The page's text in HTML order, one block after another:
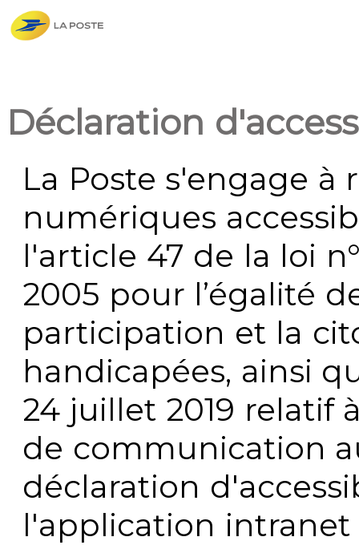
Déclaration
La Poste s'engage à
numériques
l'article 47 de la loi
2005 pour l’égalité
participation et la
handicapées, ainsi
24 juillet 2019 relatif
de communication
déclaration
l'application